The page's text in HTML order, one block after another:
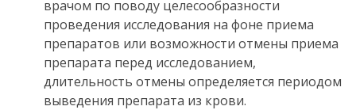
врачом по поводу целесообразности
проведения исследования на фоне приема
препаратов или возможности отмены приема
препарата перед исследованием,
длительность отмены определяется периодом
выведения препарата из крови.